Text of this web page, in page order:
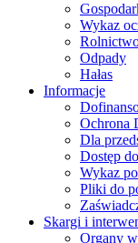
Wykaz
Odpady
Hałas
Informacje
Ochrona
Dla
Dostęp
Wykaz
Pliki do
Skargi i
Organy